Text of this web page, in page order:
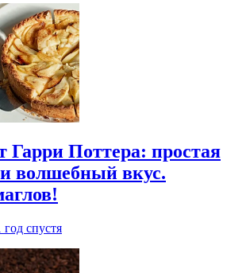
Гарри Поттера: простая
и волшебный вкус.
год спустя